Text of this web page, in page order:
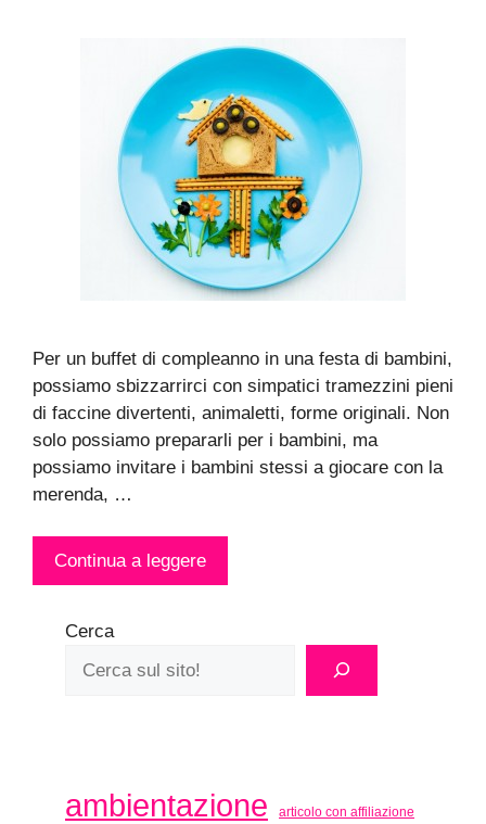
Per un buffet di compleanno in una festa di bambini,
possiamo sbizzarrirci con simpatici tramezzini pieni
di faccine divertenti, animaletti, forme originali. Non
solo possiamo prepararli per i bambini, ma
possiamo invitare i bambini stessi a giocare con la
merenda, …
Continua a leggere
Cerca
ambientazione articolo con affiliazione